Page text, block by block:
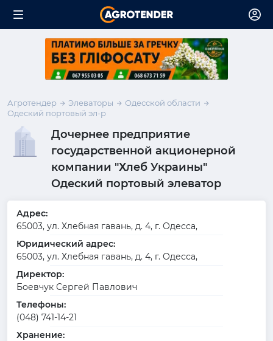
Агротендер Элеваторы
Одесской области
Одеский портовый эл-р
Дочернее предприятие
государственной акционерной
компании "Хлеб Украины"
Одеский портовый элеватор
Адрес:
65003, ул. Хлебная гавань, д. 4, г. Одесса,
Юридический адрес:
65003, ул. Хлебная гавань, д. 4, г. Одесса,
Директор:
Боевчук Сергей Павлович
Телефоны:
(048) 741-14-21
Хранение: